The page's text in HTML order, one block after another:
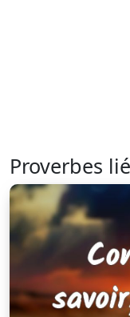
Proverbes